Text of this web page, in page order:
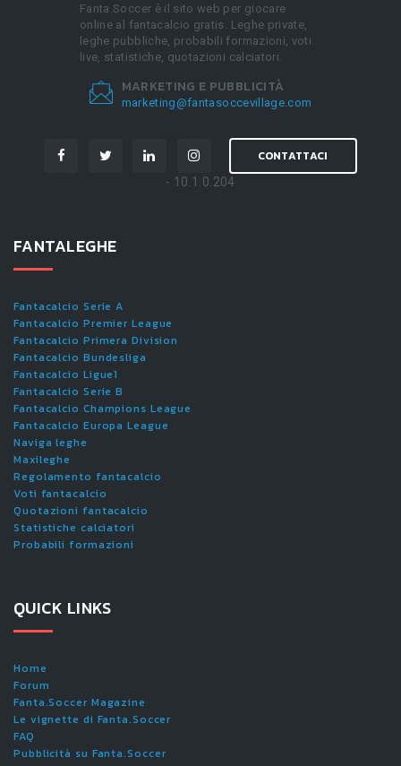
Fanta.Soccer è il sito web per giocare
online al fantacalcio gratis. Leghe private,
leghe pubbliche, probabili formazioni, voti
live, statistiche, quotazioni calciatori.
MARKETING E PUBBLICITÀ
marketing@fantasoccevillage.com
CONTATTACI
- 10.1.0.204
FANTALEGHE
Fantacalcio Serie A
Fantacalcio Premier League
Fantacalcio Primera Division
Fantacalcio Bundesliga
Fantacalcio Ligue1
Fantacalcio Serie B
Fantacalcio Champions League
Fantacalcio Europa League
Naviga leghe
Maxileghe
Regolamento fantacalcio
Voti fantacalcio
Quotazioni fantacalcio
Statistiche calciatori
Probabili formazioni
QUICK LINKS
Home
Forum
Fanta.Soccer Magazine
Le vignette di Fanta.Soccer
FAQ
Pubblicità su Fanta.Soccer